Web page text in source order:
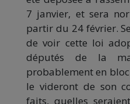
7 janvier, et sera
partir du 24 février.
de voir cette loi
députés de la
probablement en
le videront de son
faits, quelles